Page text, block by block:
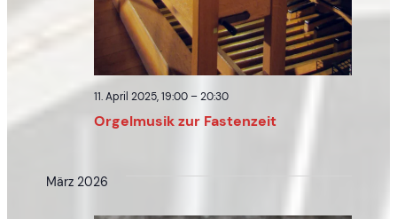
Orgelmusik zur Fastenzeit
11. April 2025, 19:00–20:30
März 2026